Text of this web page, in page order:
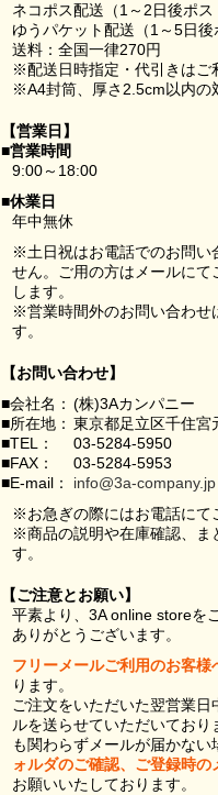
ネコポス配送（1～2日後ポ
ゆうパケット配送（1～5日
送料：全国一律270円
※配送日時指定・代引きはご
※A4封筒、厚さ2.5cm以内の
【営業日】
■営業時間
9:00～18:00
■休業日
年中無休
※土日祝はお電話でのお問い
せん。ご用の方はメールに
します。
※営業時間外のお問い合わせ
す。
【お問い合わせ】
■会社名： (株)3Aカンパニー
■所在地： 東京都足立区千住
■TEL：
03-5284-5950
■FAX：
03-5284-5953
■E-mail：
info@3a-company.jp
※お急ぎの際にはお電話にて
※商品の説明や在庫確認、ま
す。
【ご注意とお願い】
平素より、3A online storeを
ありがとうございます。
フリーメールご利用のお客様
ります。
ご注文をいただいた翌営業
ルを送らせていただいてお
も関わらずメールが届かない
ォルダのご確認、ご登録時
お願いいたしております。